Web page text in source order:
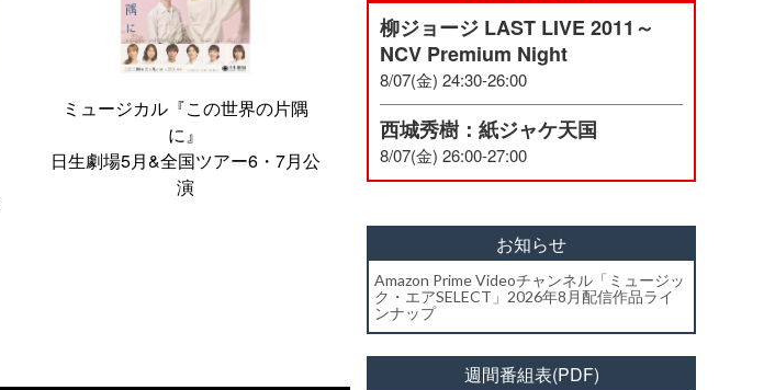
ミュージカル『この世界の片隅
に』
日生劇場5月&全国ツアー6・7月公
演
柳ジョージ LAST LIVE 2011～
NCV Premium Night
8/07(金) 24:30-26:00
西城秀樹：紙ジャケ天国
8/07(金) 26:00-27:00
お知らせ
Amazon Prime Videoチャンネル「ミュージッ
ク・エアSELECT」2026年8月配信作品ライ
ンナップ
週間番組表(PDF)